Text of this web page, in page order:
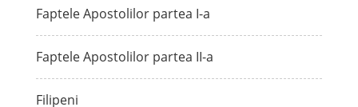
Faptele Apostolilor partea I-a
Faptele Apostolilor partea II-a
Filipeni